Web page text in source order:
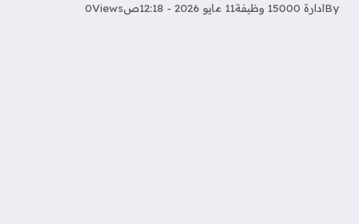
Byادارة 15000 وظيفة 11 مايو 2026 - 12:18ص Views
0